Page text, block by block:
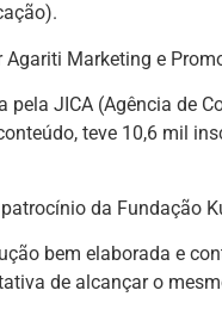
Marketing e
JICA (Agência de
teve 10,6 mil
da Fundação
bem elaborada e
de alcançar o